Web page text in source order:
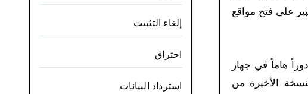
على فتح مواقع
انه يمثل دوراً هاماً في جهاز
الأخيرة من
إلغاء التثبيت
احتراق
استرداد البيانات